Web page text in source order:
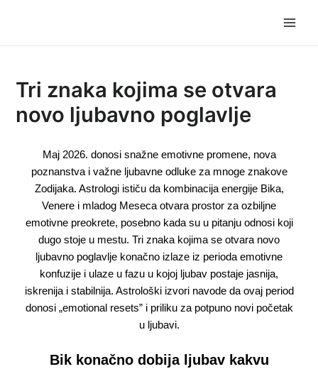
Tri znaka kojima se otvara
novo ljubavno poglavlje
Maj 2026. donosi snažne emotivne promene, nova
poznanstva i važne ljubavne odluke za mnoge znakove
Zodijaka. Astrologi ističu da kombinacija energije Bika,
Venere i mladog Meseca otvara prostor za ozbiljne
emotivne preokrete, posebno kada su u pitanju odnosi koji
dugo stoje u mestu. Tri znaka kojima se otvara novo
ljubavno poglavlje konačno izlaze iz perioda emotivne
konfuzije i ulaze u fazu u kojoj ljubav postaje jasnija,
iskrenija i stabilnija. Astrološki izvori navode da ovaj period
donosi „emotional resets” i priliku za potpuno novi početak
u ljubavi.
Bik konačno dobija ljubav kakvu